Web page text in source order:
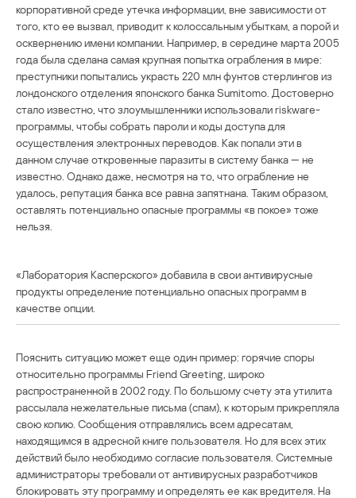
корпоративной среде утечка информации, вне зависимости от
того, кто ее вызвал, приводит к колоссальным убыткам, а порой и
осквернению имени компании. Например, в середине марта 2005
года была сделана самая крупная попытка ограбления в мире:
преступники попытались украсть 220 млн фунтов стерлингов из
лондонского отделения японского банка Sumitomo. Достоверно
стало известно, что злоумышленники использовали riskware-
программы, чтобы собрать пароли и коды доступа для
осуществления электронных переводов. Как попали эти в
данном случае откровенные паразиты в систему банка — не
известно. Однако даже, несмотря на то, что ограбление не
удалось, репутация банка все равна запятнана. Таким образом,
оставлять потенциально опасные программы «в покое» тоже
нельзя.
«Лаборатория Касперского» добавила в свои антивирусные
продукты определение потенциально опасных программ в
качестве опции.
Пояснить ситуацию может еще один пример: горячие споры
относительно программы Friend Greeting, широко
распространенной в 2002 году. По большому счету эта утилита
рассылала нежелательные письма (спам), к которым прикрепляла
свою копию. Сообщения отправлялись всем адресатам,
находящимся в адресной книге пользователя. Но для всех этих
действий было необходимо согласие пользователя. Системные
администраторы требовали от антивирусных разработчиков
блокировать эту программу и определять ее как вредителя. На